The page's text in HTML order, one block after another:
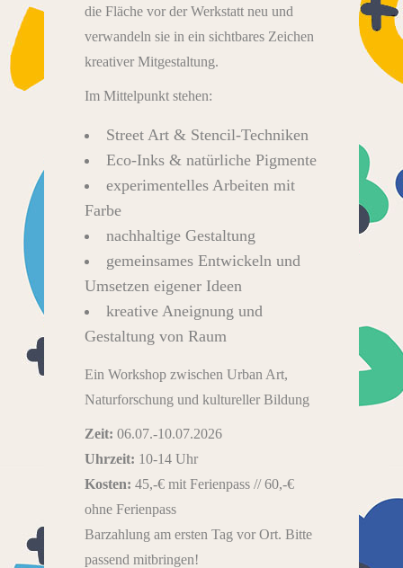
die Fläche vor der Werkstatt neu und
verwandeln sie in ein sichtbares Zeichen
kreativer Mitgestaltung.
Im Mittelpunkt stehen:
Street Art & Stencil-Techniken
Eco-Inks & natürliche Pigmente
experimentelles Arbeiten mit
Farbe
nachhaltige Gestaltung
gemeinsames Entwickeln und
Umsetzen eigener Ideen
kreative Aneignung und
Gestaltung von Raum
Ein Workshop zwischen Urban Art,
Naturforschung und kultureller Bildung
Zeit: 06.07.-10.07.2026
Uhrzeit: 10-14 Uhr
Kosten: 45,-€ mit Ferienpass // 60,-€
ohne Ferienpass
Barzahlung am ersten Tag vor Ort. Bitte
passend mitbringen!